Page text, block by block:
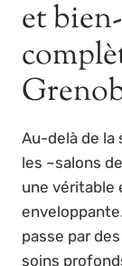
et
Au-delà de la
les ~salons
une véritable
passe par
soins